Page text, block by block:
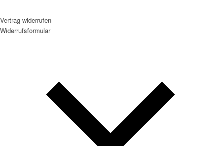
Vertrag widerrufen
Widerrufsformular